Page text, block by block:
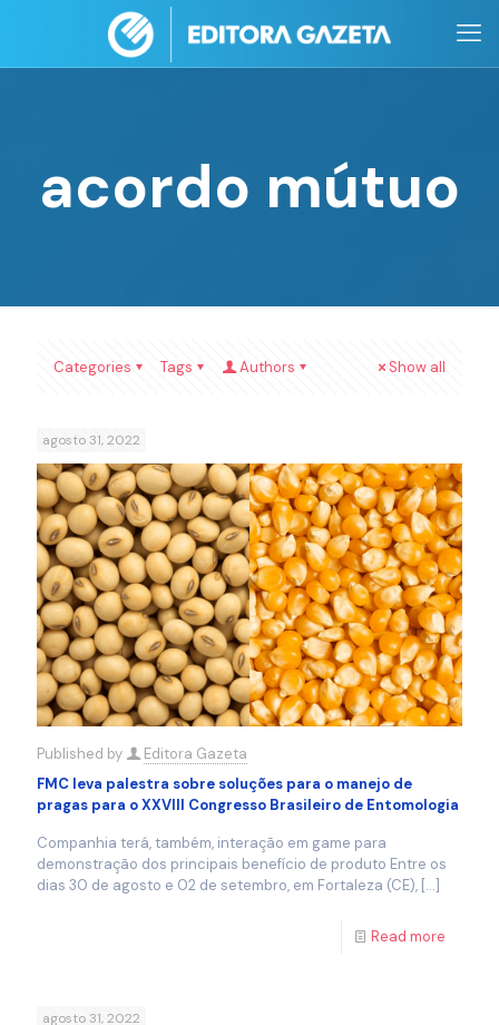
acordo mútuo
Categories Tags Authors Show all
agosto 31, 2022
Published by
Editora Gazeta
FMC leva palestra sobre soluções para o manejo de
pragas para o XXVIII Congresso Brasileiro de Entomologia
Companhia terá, também, interação em game para
demonstração dos principais benefício de produto Entre os
dias 30 de agosto e 02 de setembro, em Fortaleza (CE), […]
Read more
agosto 31, 2022